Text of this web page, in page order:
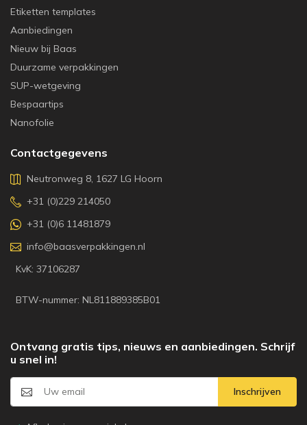
Etiketten templates
Aanbiedingen
Nieuw bij Baas
Duurzame verpakkingen
SUP-wetgeving
Bespaartips
Nanofolie
Contactgegevens
Neutronweg 8, 1627 LG Hoorn
+31 (0)229 214050
+31 (0)6 11481879
info@baasverpakkingen.nl
KvK: 37106287
BTW-nummer: NL811889385B01
Ontvang gratis tips, nieuws en aanbiedingen. Schrijf
u snel in!
Inschrijven